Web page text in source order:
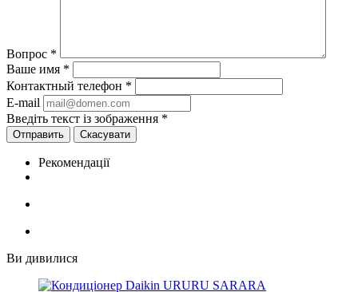
Вопрос *
Ваше имя *
Контактный телефон *
E-mail
Введіть текст із зображення *
Скасувати
Рекомендації
Ви дивилися